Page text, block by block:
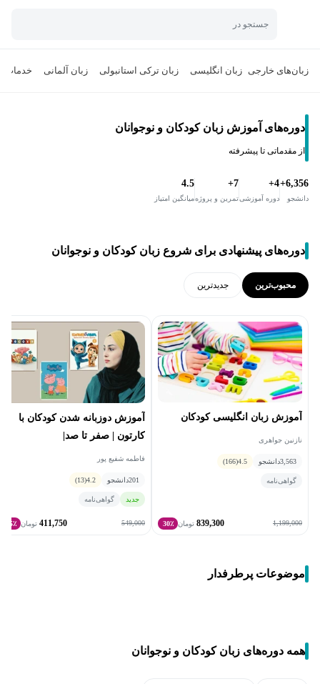
جستجو در
زبان‌های خارجی زبان انگلیسی زبان ترکی استانبولی زبان آلمانی خدمات
دوره‌های آموزش زبان کودکان و نوجوانان
از مقدماتی تا پیشرفته
6,356+
دانشجو
4+
دوره آموزشی
7+
تمرین و پروژه
4.5
میانگین امتیاز
دوره‌های پیشنهادی برای شروع زبان کودکان و نوجوانان
محبوب‌ترین جدید‌ترین
آموزش زبان انگلیسی کودکان
نازنین جواهری
3,563دانشجو 4.5
(166)
گواهی‌نامه
1,199,000
839,300 تومان 30٪
آموزش دوزبانه شدن کودکان با
کارتون | صفر تا صد|
فاطمه شفیع پور
201دانشجو 4.2
(13)
جدید گواهی‌نامه
549,000
411,750 تومان 25٪
موضوعات پرطرفدار
همه دوره‌های زبان کودکان و نوجوانان